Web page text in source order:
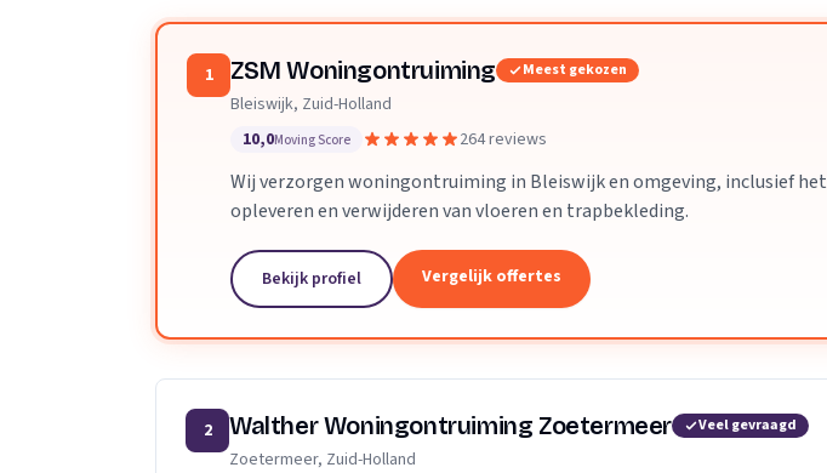
1 ZSM Woningontruiming Meest gekozen
Bleiswijk, Zuid-Holland
10,0Moving Score 264 reviews
Wij verzorgen woningontruiming in Bleiswijk en omgeving, inclusief
opleveren en verwijderen van vloeren en trapbekleding.
Bekijk profiel Vergelijk offertes
2 Walther Woningontruiming Zoetermeer Veel gevraagd
Zoetermeer, Zuid-Holland